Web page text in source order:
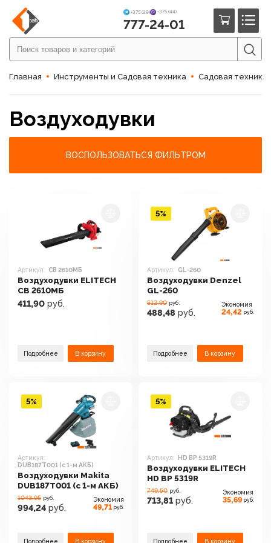
+375 (29) +375 (44)
777-24-01
Главная Инструменты и Садовая техника Садовая техника
Воздуходувки
ВОСПОЛЬЗОВАТЬСЯ ФИЛЬТРОМ
Артикул: СВ 2610МБ
Воздуходувки ELITECH
СВ 2610МБ
411,90 руб.
Подробнее В корзину
Артикул: GL-260
Воздуходувки Denzel
GL-260
512.90 руб.
488,48 руб.
Экономия
24,42 руб.
Подробнее В корзину
5%
Артикул:
DUB187T001 (с 1-м АКБ)
Воздуходувки Makita
DUB187T001 (с 1-м АКБ)
1043.95 руб.
994,24 руб.
Экономия
49,71 руб.
Подробнее В корзину
5%
Артикул: HD BP 5319R
Воздуходувки ELITECH
HD BP 5319R
749.50 руб.
713,81 руб.
Экономия
35,69 руб.
Подробнее В корзину
5%